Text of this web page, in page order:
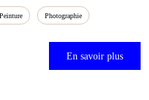
Peinture Photographie
En savoir plus